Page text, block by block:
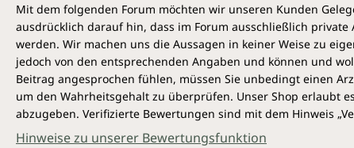
Mit dem folgenden Forum möchten wir unseren Kunden
ausdrücklich darauf hin, dass im Forum ausschließlich
werden. Wir machen uns die Aussagen in keiner Weise zu
jedoch von den entsprechenden Angaben und können und
Beitrag angesprochen fühlen, müssen Sie unbedingt einen
um den Wahrheitsgehalt zu überprüfen. Unser Shop erlaubt
abzugeben. Verifizierte Bewertungen sind mit dem Hinweis
Hinweise zu unserer Bewertungsfunktion